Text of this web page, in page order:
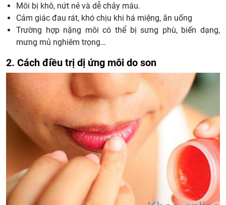
Môi bị khô, nứt nẻ và dễ chảy máu.
Cảm giác đau rát, khó chịu khi há miệng, ăn uống
Trường hợp nặng môi có thể bị sưng phù, biến dạng,
mưng mủ nghiêm trọng…
2. Cách điều trị dị ứng môi do son